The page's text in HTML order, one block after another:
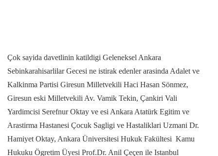
Çok sayida davetlinin katildigi Geleneksel Ankara
Sebinkarahisarlilar Gecesi ne istirak edenler arasinda Adalet ve
Kalkinma Partisi Giresun Milletvekili Haci Hasan Sönmez,
Giresun eski Milletvekili Av. Vamik Tekin, Çankiri Vali
Yardimcisi Serefnur Oktay ve esi Ankara Atatürk Egitim ve
Arastirma Hastanesi Çocuk Sagligi ve Hastaliklari Uzmani Dr.
Hamiyet Oktay, Ankara Üniversitesi Hukuk Fakültesi Kamu
Hukuku Ögretim Üyesi Prof.Dr. Anil Çeçen ile Istanbul